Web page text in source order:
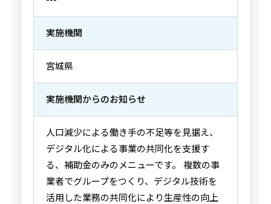
実施機関
宮城県
実施機関からのお知らせ
人口減少による働き手の不足等を見据え、
デジタル化による事業の共同化を支援す
る、補助金のみのメニューです。 複数の事
業者でグループをつくり、デジタル技術を
活用した業務の共同化により生産性の向上